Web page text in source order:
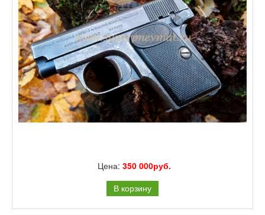
Цена: 350 000руб.
В корзину